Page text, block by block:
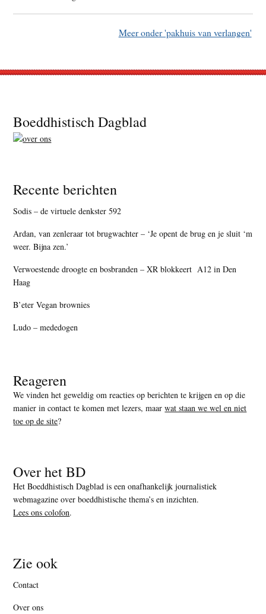
Meer onder 'pakhuis van verlangen'
Footer
Boeddhistisch Dagblad
Recente berichten
Sodis – de virtuele denkster 592
Ardan, van zenleraar tot brugwachter – ‘Je opent de brug en je sluit ‘m
weer. Bijna zen.’
Verwoestende droogte en bosbranden – XR blokkeert A12 in Den
Haag
B’eter Vegan brownies
Ludo – mededogen
Reageren
We vinden het geweldig om reacties op berichten te krijgen en op die
manier in contact te komen met lezers, maarwat staan we wel en niet
toe op de site?
Over het BD
Het Boeddhistisch Dagblad is een onafhankelijk journalistiek
webmagazine over boeddhistische thema’s en inzichten.
Lees ons colofon.
Zie ook
Contact
Over ons